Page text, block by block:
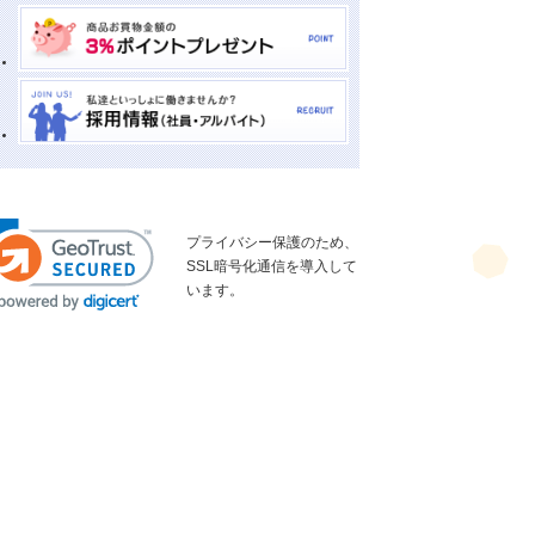
プライバシー保護のため、
SSL暗号化通信を導入して
います。